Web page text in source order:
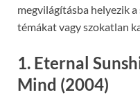
megvilágításba helyezik
témákat vagy szokatlan
1. Eternal
Mind (2004)